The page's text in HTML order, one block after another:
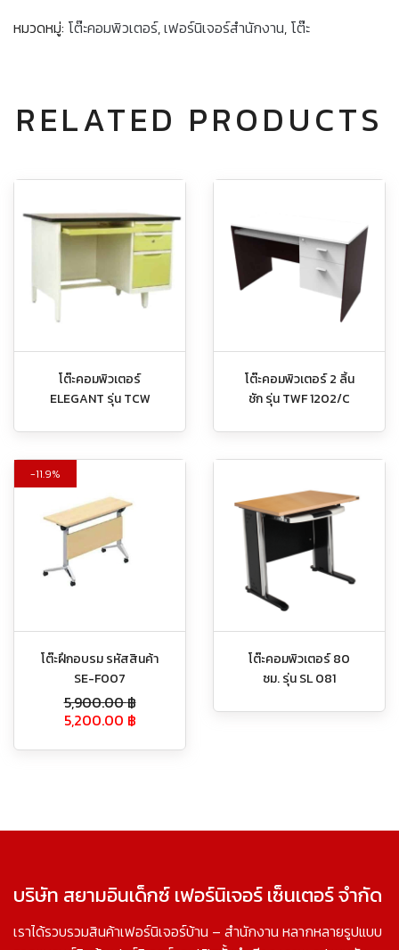
หมวดหมู่: โต๊ะคอมพิวเตอร์,เฟอร์นิเจอร์สำนักงาน, โต๊ะ
RELATED PRODUCTS
โต๊ะคอมพิวเตอร์
ELEGANT รุ่น TCW
โต๊ะคอมพิวเตอร์ 2 ลิ้น
ชัก รุ่น TWF 1202/C
11.9%
โต๊ะฝึกอบรม รหัสสินค้า
SE-F007
5,900.00฿
5,200.00 ฿
โต๊ะคอมพิวเตอร์ 80
ซม. รุ่น SL 081
บริษัท สยามอินเด็กซ์ เฟอร์นิเจอร์ เซ็นเตอร์ จำกัด
เราได้รวบรวมสินค้าเฟอร์นิเจอร์บ้าน – สำนักงาน หลากหลายรูปแบบ